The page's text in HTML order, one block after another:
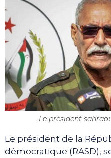
Le président
Le président de la
démocratique (RASD),